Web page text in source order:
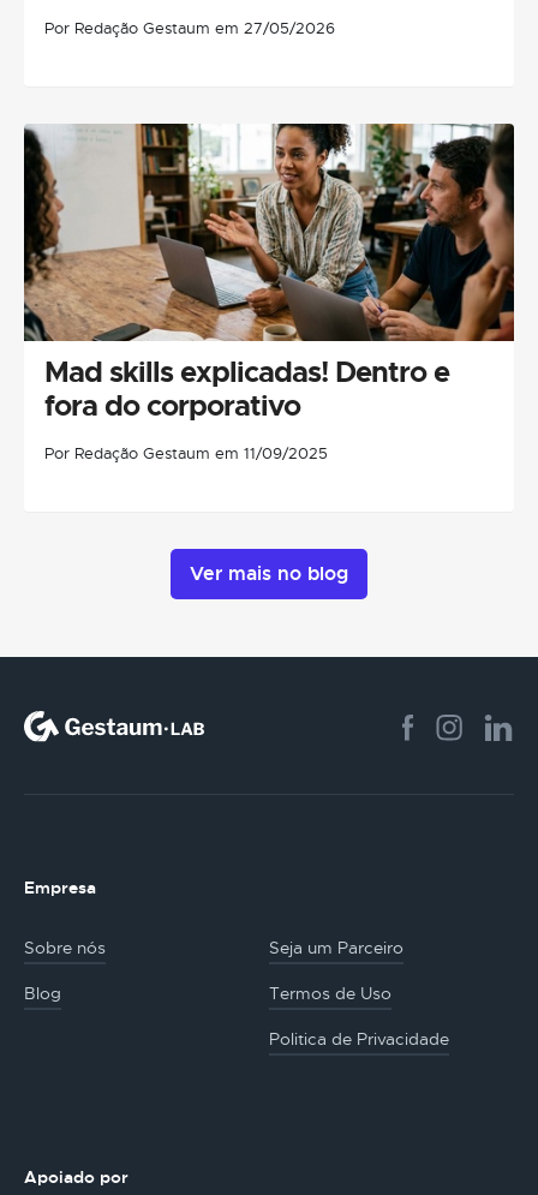
Por Redação Gestaum em 27/05/2026
Mad skills explicadas! Dentro e
fora do corporativo
Por Redação Gestaum em 11/09/2025
Ver mais no blog
Empresa
Sobre nós Seja um Parceiro
Blog Termos de Uso
Politica de Privacidade
Apoiado por